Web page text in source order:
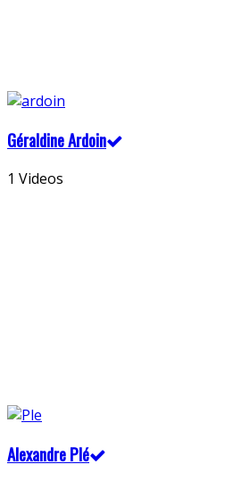
Géraldine Ardoin
1 Videos
Alexandre Plé